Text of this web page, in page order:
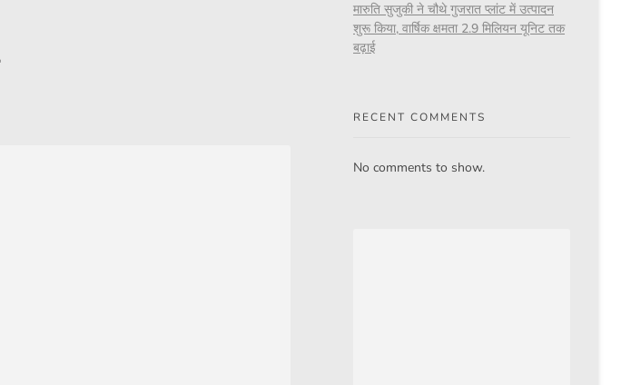
मारुति सुजुकी ने चौथे गुजरात प्लांट में उत्पादन
शुरू किया, वार्षिक क्षमता 2.9 मिलियन यूनिट तक
बढ़ाई
RECENT COMMENTS
No comments to show.